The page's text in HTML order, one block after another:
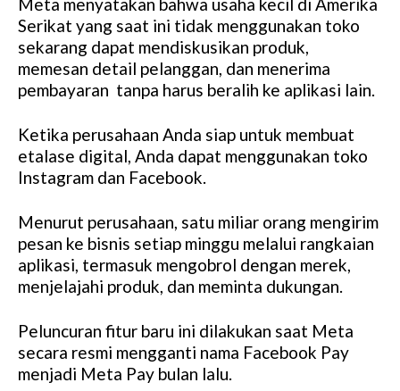
Serikat yang saat ini tidak menggunakan toko
sekarang dapat mendiskusikan produk,
memesan detail pelanggan, dan menerima
pembayaran tanpa harus beralih ke aplikasi lain.
Ketika perusahaan Anda siap untuk membuat
etalase digital, Anda dapat menggunakan toko
Instagram dan Facebook.
Menurut perusahaan, satu miliar orang mengirim
pesan ke bisnis setiap minggu melalui rangkaian
aplikasi, termasuk mengobrol dengan merek,
menjelajahi produk, dan meminta dukungan.
Peluncuran fitur baru ini dilakukan saat Meta
secara resmi mengganti nama Facebook Pay
menjadi Meta Pay bulan lalu.